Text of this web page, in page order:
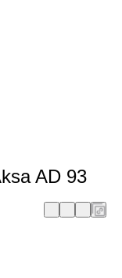
AD 93